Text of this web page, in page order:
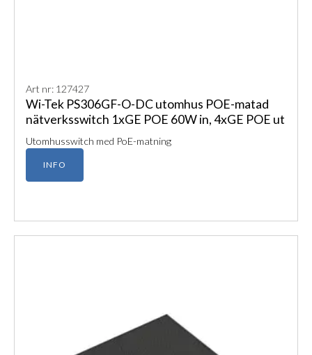
Art nr: 127427
Wi-Tek PS306GF-O-DC utomhus POE-matad
nätverksswitch 1xGE POE 60W in, 4xGE POE ut
Utomhusswitch med PoE-matning
INFO